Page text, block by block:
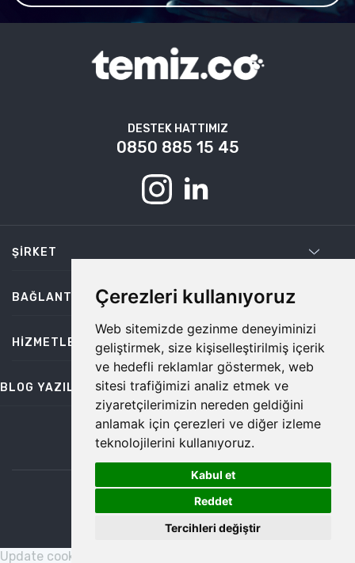
Çerezleri kullanıyoruz
Web sitemizde gezinme deneyiminizi
geliştirmek, size kişiselleştirilmiş içerik
ve hedefli reklamlar göstermek, web
sitesi trafiğimizi analiz etmek ve
ziyaretçilerimizin nereden geldiğini
anlamak için çerezleri ve diğer izleme
teknolojilerini kullanıyoruz.
Kabul et
Reddet
Tercihleri değiştir
DESTEK HATTIMIZ
0850 885 15 45
ŞIRKET
BAĞLANTILAR
HIZMETLER
BLOG YAZILARI
bilgi@temiz.co
©2026 Temiz, Her Hakkı Saklıdır.
Update cookies preferences